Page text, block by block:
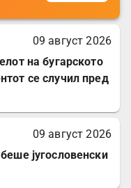
09 август 2026
на бугарското
се случил пред
09 август 2026
југословенски